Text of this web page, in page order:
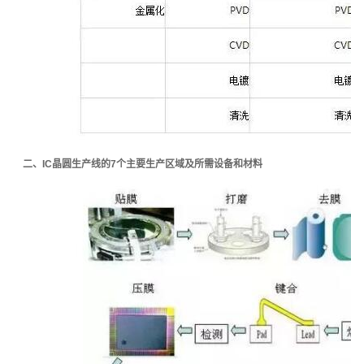
二、 IC晶圆生产线的7个主要生产区域及所需设备和材料